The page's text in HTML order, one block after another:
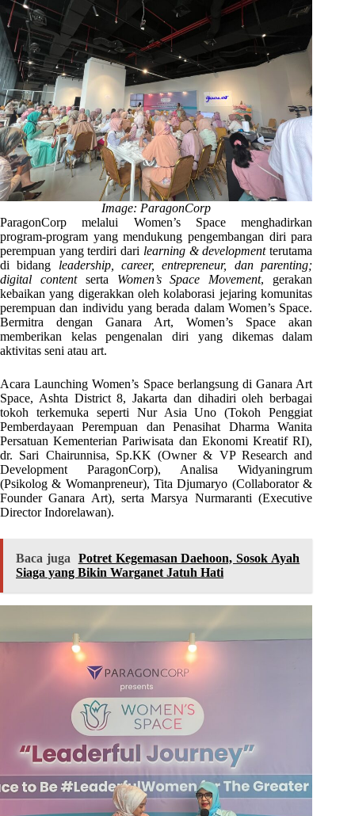
Image: ParagonCorp
ParagonCorp melalui Women’s Space menghadirkan
program-program yang mendukung pengembangan diri para
perempuan yang terdiri dari learning & developmentterutama
di bidang leadership, career, entrepreneur, dan parenting;
digital contentserta Women’s Space Movement, gerakan
kebaikan yang digerakkan oleh kolaborasi jejaring komunitas
perempuan dan individu yang berada dalam Women’s Space.
Bermitra dengan Ganara Art, Women’s Space akan
memberikan kelas pengenalan diri yang dikemas dalam
aktivitas seni atau art.
Acara Launching Women’s Space berlangsung di Ganara Art
Space, Ashta District 8, Jakarta dan dihadiri oleh berbagai
tokoh terkemuka seperti Nur Asia Uno (Tokoh Penggiat
Pemberdayaan Perempuan dan Penasihat Dharma Wanita
Persatuan Kementerian Pariwisata dan Ekonomi Kreatif RI),
dr. Sari Chairunnisa, Sp.KK (Owner & VP Research and
Development ParagonCorp), Analisa Widyaningrum
(Psikolog & Womanpreneur), Tita Djumaryo (Collaborator &
Founder Ganara Art), serta Marsya Nurmaranti (Executive
Director Indorelawan).
Baca juga
Potret Kegemasan Daehoon, Sosok Ayah
Siaga yang Bikin Warganet Jatuh Hati